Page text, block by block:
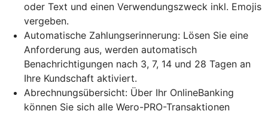
oder Text und einen Verwendungszweck inkl. Emojis
vergeben.
Automatische Zahlungserinnerung: Lösen Sie eine
Anforderung aus, werden automatisch
Benachrichtigungen nach 3, 7, 14 und 28 Tagen an
Ihre Kundschaft aktiviert.
Abrechnungsübersicht: Über Ihr OnlineBanking
können Sie sich alle Wero-PRO-Transaktionen